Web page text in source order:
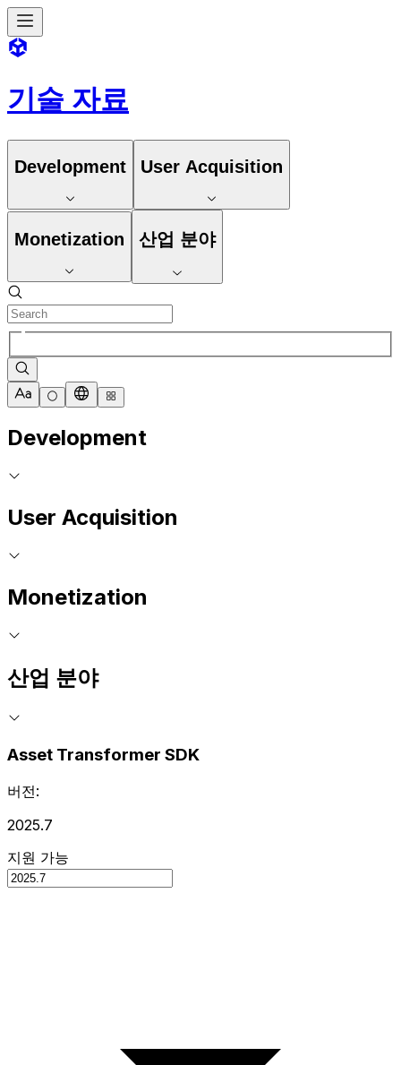
기술 자료
Development User Acquisition
Monetization 산업 분야
Development
User Acquisition
Monetization
산업 분야
Asset Transformer SDK
버전:
2025.7
지원 가능